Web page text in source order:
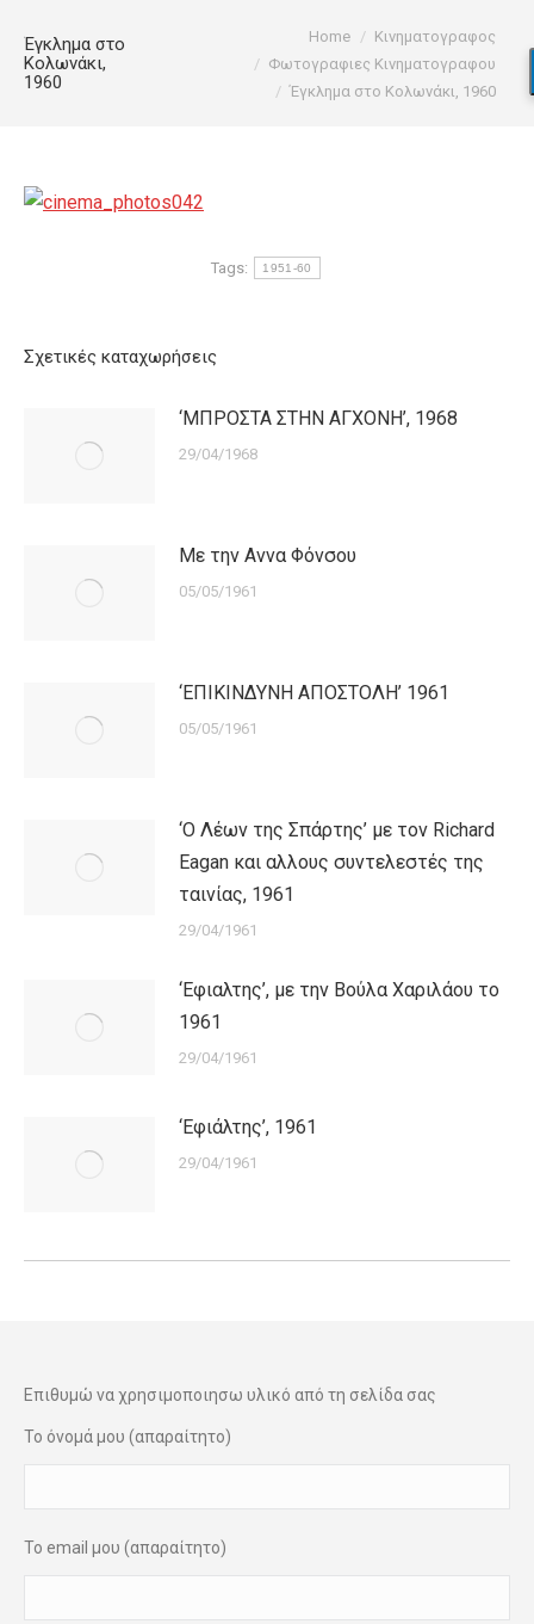
Έγκλημα στο
Κολωνάκι,
1960
Home
Κινηματογραφος
Φωτογραφιες Κινηματογραφου
Έγκλημα στο Κολωνάκι, 1960
Tags: 1951-60
Σχετικές καταχωρήσεις
‘ΜΠΡΟΣΤΑ ΣΤΗΝ ΑΓΧΟΝΗ’, 1968
29/04/1968
Με την Αννα Φόνσου
05/05/1961
‘ΕΠΙΚΙΝΔΥΝΗ ΑΠΟΣΤΟΛΗ’ 1961
05/05/1961
‘Ο Λέων της Σπάρτης’ με τον Richard
Eagan και αλλους συντελεστές της
ταινίας, 1961
29/04/1961
‘Εφιαλτης’, με την Βούλα Χαριλάου το
1961
29/04/1961
‘Εφιάλτης’, 1961
29/04/1961
Επιθυμώ να χρησιμοποιησω υλικό από τη σελίδα σας
Το όνομά μου (απαραίτητο)
Το email μου (απαραίτητο)